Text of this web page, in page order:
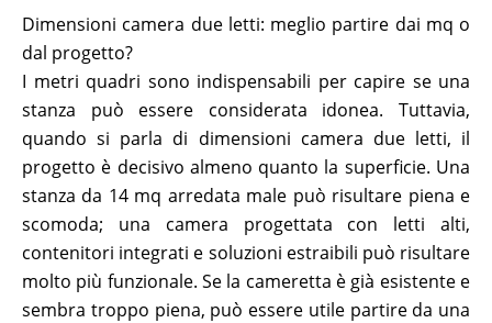
Dimensioni camera due letti: meglio partire dai mq o
dal progetto?
I metri quadri sono indispensabili per capire se una
stanza può essere considerata idonea. Tuttavia,
quando si parla di dimensioni camera due letti, il
progetto è decisivo almeno quanto la superficie. Una
stanza da 14 mq arredata male può risultare piena e
scomoda; una camera progettata con letti alti,
contenitori integrati e soluzioni estraibili può risultare
molto più funzionale. Se la cameretta è già esistente e
sembra troppo piena, può essere utile partire da una